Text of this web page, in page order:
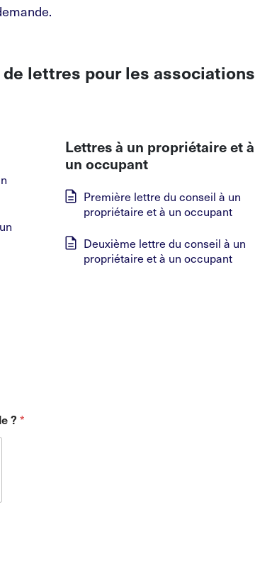
lettres pour les associations
Lettres à un propriétaire et à
un occupant
Première lettre du conseil à un
propriétaire et à un occupant
Deuxième lettre du conseil à un
propriétaire et à un occupant
? *